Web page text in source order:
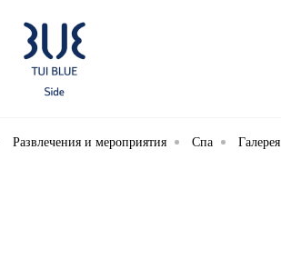
Развлечения и мероприятия Спа Галерея